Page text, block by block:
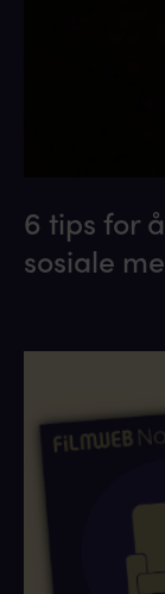
6 tips for
sosiale